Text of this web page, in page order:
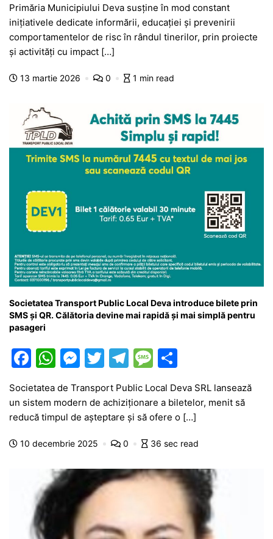
c
e
b
o
k
at
s
A
p
s
s
e
n
er
itt
er
e
gr
m
s
s
g
ta
je
Primăria Municipiului Deva susține în mod constant
inițiativele dedicate informării, educației și prevenirii
comportamentelor de risc în rândul tinerilor, prin proiecte
și activități cu impact […]
13 martie 2026 0 1 min read
Societatea Transport Public Local Deva introduce bilete prin
SMS și QR. Călătoria devine mai rapidă și mai simplă pentru
pasageri
F
c
e
b
o
k
W
at
s
A
p
p
M
s
s
e
g
er
T
itt
er
T
el
e
gr
a
m
M
s
s
a
g
e
ta
je
a
z
ă
Societatea de Transport Public Local Deva SRL lansează
un sistem modern de achiziționare a biletelor, menit să
reducă timpul de așteptare și să ofere o […]
10 decembrie 2025 0 36 sec read